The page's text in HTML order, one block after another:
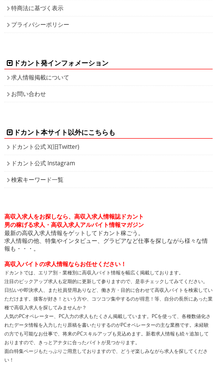
特商法に基づく表示
プライバシーポリシー
ドカント発インフォメーション
求人情報掲載について
お問い合わせ
ドカント本サイト以外にこちらも
ドカント公式 X(旧Twitter)
ドカント公式 Instagram
検索キーワード一覧
高収入求人をお探しなら、高収入求人情報誌ドカント
男の稼げる求人・高収入求人アルバイト情報マガジン
最新の高収入求人情報をゲットしてドカント稼ごう。
求人情報の他、特集やインタビュー、グラビアなど仕事を探しながら様々な情
報も・・・。
高収入バイトの求人情報ならお任せください！
ドカントでは、エリア別・業種別に高収入バイト情報を幅広く掲載しております。
注目のピックアップ求人も定期的に更新して参りますので、是非チェックしてみてください。
日払いや即決求人、また社員登用ありなど、働き方・目的に合わせて高収入バイトを検索してい
ただけます。接客が好き！という方や、コツコツ集中するのが得意！等、自分の長所にあった業
種で高収入求人を探してみませんか？
人気のPCオペレーター、PC入力の求人もたくさん掲載しています。PCを使って、各種数値化さ
れたデータ情報を入力したり原稿を書いたりするのがPCオペレーターの主な業務です。未経験
の方でも可能なお仕事で、将来のPCスキルアップも見込めます。新着求人情報も続々追加して
おりますので、きっとアナタに合ったバイトが見つかります。
面白特集ページもたっぷりご用意しておりますので、どうぞ楽しみながら求人を探してくださ
い！